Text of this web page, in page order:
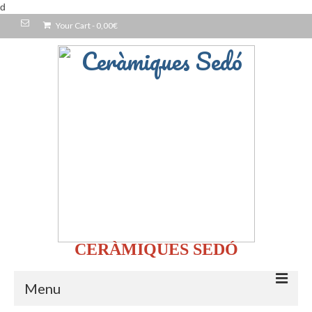
d
Your Cart - 0,00€
CERÀMIQUES SEDÓ
Menu